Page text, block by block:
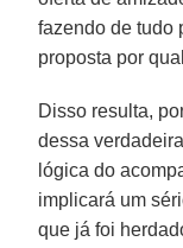
fazendo de tudo
proposta por
Disso resulta,
dessa
lógica do
implicará um
que já foi